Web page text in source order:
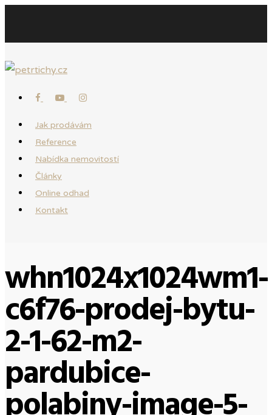
Jak prodávám
Reference
Nabídka nemovitostí
Články
Online odhad
Kontakt
whn1024x1024wm1-
c6f76-prodej-bytu-
2-1-62-m2-
pardubice-